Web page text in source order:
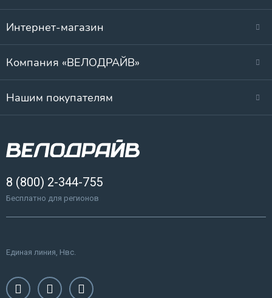
Интернет-магазин
Компания «ВЕЛОДРАЙВ»
Нашим покупателям
8 (800) 2-344-755
Бесплатно для регионов
Единая линия, Нвс.